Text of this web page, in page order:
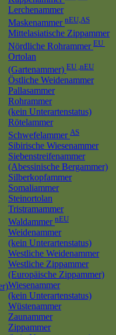
Lerchenammer
Maskenammer nEU,AS
Mittelasiatische Zippammer
Nördliche Rohrammer EU
Ortolan
(Gartenammer) EU ,nEU
Östliche Weidenammer
Pallasammer
Rohrammer
(kein Unterartenstatus)
Rötelammer
Schwefelammer AS
Sibirische Wiesenammer
Siebenstreifenammer
(Abessinische Bergammer)
Silberkopfammer
Somaliammer
Steinortolan
Tristramammer
Waldammer nEU
Weidenammer
(kein Unterartenstatus)
Westliche Weidenammer
Westliche Zippammer
(Europäische Zippammer)
Wiesenammer
(kein Unterartenstatus)
Wüstenammer
Zaunammer
Zippammer